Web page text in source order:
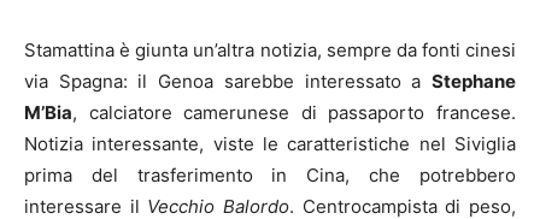
Stamattina è giunta un’altra notizia, sempre da fonti cinesi
via Spagna: il Genoa sarebbe interessato a Stephane
M’Bia, calciatore camerunese di passaporto francese.
Notizia interessante, viste le caratteristiche nel Siviglia
prima del trasferimento in Cina, che potrebbero
interessare il Vecchio Balordo. Centrocampista di peso,